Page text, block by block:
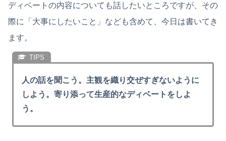
ディベートの内容についても話したいところですが、その
際に「大事にしたいこと」なども含めて、今日は書いてき
ます。
人の話を聞こう。主観を織り交ぜすぎないように
しよう。寄り添って生産的なディベートをしよ
う。